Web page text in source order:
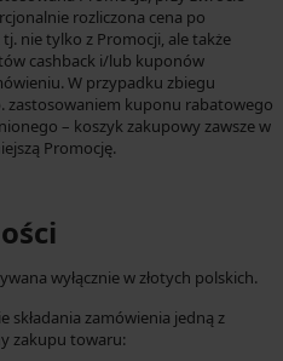
rozliczona cena po
nie tylko z Promocji, ale także
cashback i/lub kuponów
W przypadku zbiegu
zastosowaniem kuponu rabatowego
– koszyk zakupowy zawsze w
Promocję.
wyłącznie w złotych polskich.
składania zamówienia jedną z
zakupu towaru: